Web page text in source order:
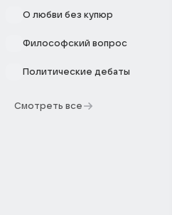
О любви без купюр
Философский вопрос
Политические дебаты
Смотреть все